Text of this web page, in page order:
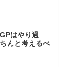
はやり過
んと考えるべ